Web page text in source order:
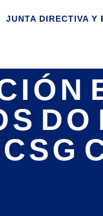
JUNTA DIRECTIVA Y
DO